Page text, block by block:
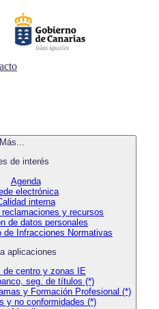
Más...
de interés
Agenda
electrónica
interna
y recursos
de datos personales
de Infracciones Normativas
aplicaciones
de centro y zonas IE
seg. de títulos (*)
y Formación Profesional (*)
y no conformidades (*)